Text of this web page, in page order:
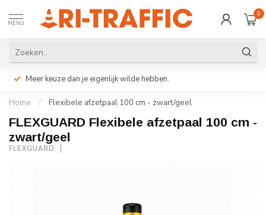
MENU
0
Meer keuze dan je eigenlijk wilde hebben.
Home / Flexibele afzetpaal 100 cm - zwart/geel
FLEXGUARD Flexibele afzetpaal 100 cm -
zwart/geel
FLEXGUARD